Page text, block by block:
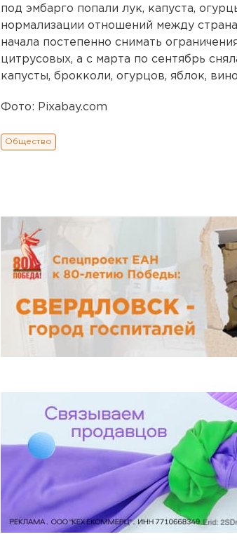
под эмбарго попали лук, капуста,
нормализации отношений между
начала постепенно снимать
цитрусовых, а с марта по сентябрь
капусты, брокколи, огурцов, яблок,
Фото: Рixabay.com
Общество